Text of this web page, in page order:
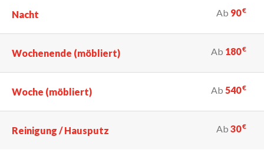
Nacht Ab 90€
Wochenende (möbliert) Ab 180€
Woche (möbliert) Ab 540€
Reinigung / Hausputz Ab 30€